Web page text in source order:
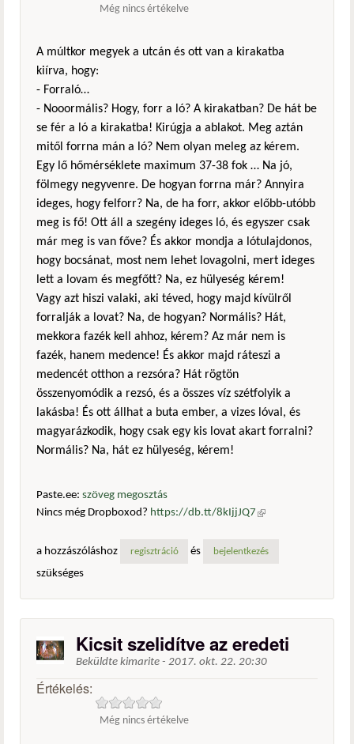
Még nincs értékelve
A múltkor megyek a utcán és ott van a kirakatba
kiírva, hogy:
- Forraló…
- Nooormális? Hogy, forr a ló? A kirakatban? De hát be
se fér a ló a kirakatba! Kirúgja a ablakot. Meg aztán
mitől forrna mán a ló? Nem olyan meleg az kérem.
Egy lő hőmérséklete maximum 37-38 fok … Na jó,
fölmegy negyvenre. De hogyan forrna már? Annyira
ideges, hogy felforr? Na, de ha forr, akkor előbb-utóbb
meg is fő! Ott áll a szegény ideges ló, és egyszer csak
már meg is van főve? És akkor mondja a lótulajdonos,
hogy bocsánat, most nem lehet lovagolni, mert ideges
lett a lovam és megfőtt? Na, ez hülyeség kérem!
Vagy azt hiszi valaki, aki téved, hogy majd kívülről
forralják a lovat? Na, de hogyan? Normális? Hát,
mekkora fazék kell ahhoz, kérem? Az már nem is
fazék, hanem medence! És akkor majd ráteszi a
medencét otthon a rezsóra? Hát rögtön
összenyomódik a rezsó, és a összes víz szétfolyik a
lakásba! És ott állhat a buta ember, a vizes lóval, és
magyarázkodik, hogy csak egy kis lovat akart forralni?
Normális? Na, hát ez hülyeség, kérem!
Paste.ee: szöveg megosztás
Nincs még Dropboxod? https://db.tt/8kIjjJQ7 (külső
a hozzászóláshoz
regisztráció és bejelentkezés
szükséges
Kicsit szelidítve az eredeti
Beküldte kimarite - 2017. okt. 22. 20:30
Értékelés:
Még nincs értékelve